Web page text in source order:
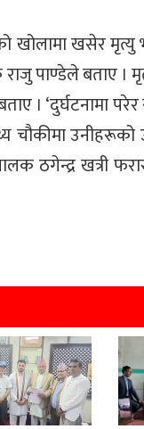
खोलामा खसेर
राजु पाण्डेले बताए
। ‘दुर्घटनामा परेर
चौकीमा
ठगेन्द्र खत्री